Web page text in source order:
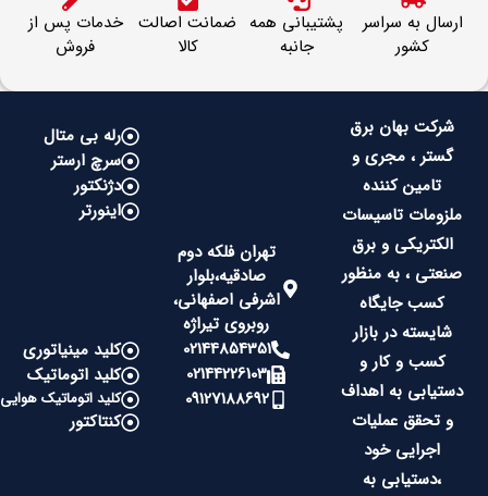
ارسال به سراسر
کشور
پشتیبانی همه
جانبه
ضمانت اصالت
کالا
خدمات پس از
فروش
شرکت بهان برق
گستر ، مجری و
تامین کننده
ملزومات تاسیسات
الکتریکی و برق
صنعتی ، به منظور
کسب جایگاه
شایسته در بازار
کسب و کار و
دستیابی به اهداف
و تحقق عملیات
اجرایی خود
،دستیابی به
تهران فلکه دوم
صادقیه،بلوار
اشرفی اصفهانی،
روبروی تیراژه
02144854351
02144226103
09127188692
رله بی متال
سرچ ارستر
دژنکتور
اینورتر
کلید مینیاتوری
کلید اتوماتیک
کلید اتوماتیک هوایی
کنتاکتور